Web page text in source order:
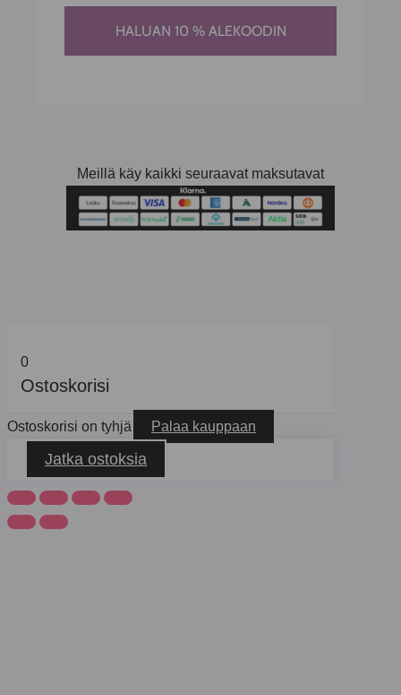
HALUAN 10 % ALEKOODIN
Meillä käy kaikki seuraavat maksutavat
0
Ostoskorisi
Ostoskorisi on tyhjä Palaa kauppaan
Jatka ostoksia